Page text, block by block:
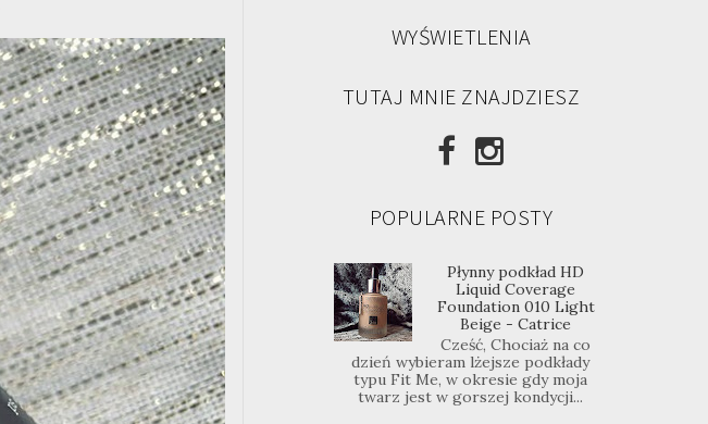
WYŚWIETLENIA
TUTAJ MNIE ZNAJDZIESZ
POPULARNE POSTY
Płynny podkład HD
Liquid Coverage
Foundation 010 Light
Beige - Catrice
Cześć, Chociaż na co
dzień wybieram lżejsze podkłady
typu Fit Me, w okresie gdy moja
twarz jest w gorszej kondycji...